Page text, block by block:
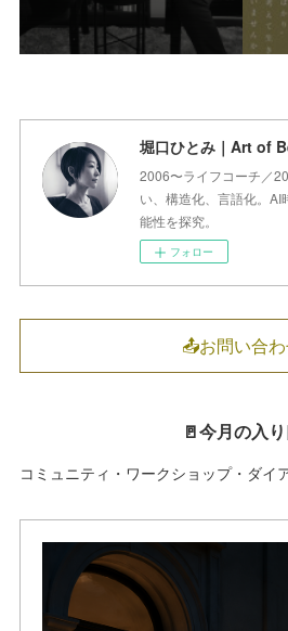
堀口ひとみ｜Art of
2006〜ライフコーチ／
い、構造化、言語化。
能性を探究。
フォロー
📤お問い合
🚪今月の入
コミュニティ・ワークショップ・ダイ